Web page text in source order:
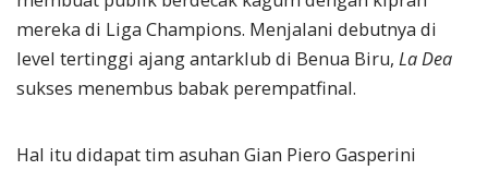
mereka di Liga Champions. Menjalani debutnya di
level tertinggi ajang antarklub di Benua Biru, La Dea
sukses menembus babak perempatfinal.
Hal itu didapat tim asuhan Gian Piero Gasperini